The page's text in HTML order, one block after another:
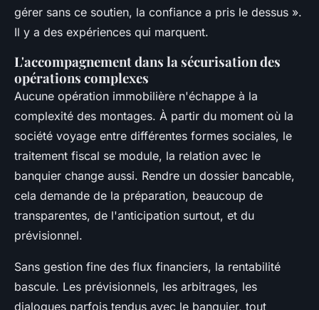
gérer sans ce soutien, la confiance a pris le dessus ».
Il y a des expériences qui marquent.
L'accompagnement dans la sécurisation des
opérations complexes
Aucune opération immobilière n'échappe à la
complexité des montages. À partir du moment où la
société voyage entre différentes formes sociales, le
traitement fiscal se module, la relation avec le
banquier change aussi. Rendre un dossier bancable,
cela demande de la préparation, beaucoup de
transparentes, de l'anticipation surtout, et du
prévisionnel.
Sans gestion fine des flux financiers, la rentabilité
bascule. Les prévisionnels, les arbitrages, les
dialogues parfois tendus avec le banquier, tout